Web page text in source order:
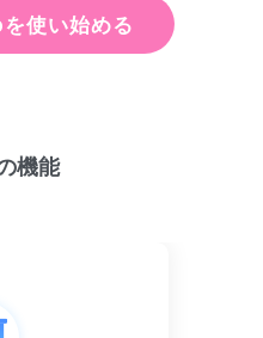
使い始める
機能